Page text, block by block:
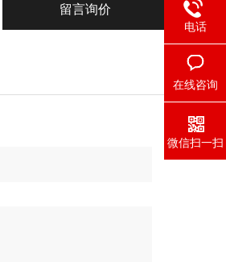
留言询价
电话
在线咨询
微信扫一扫